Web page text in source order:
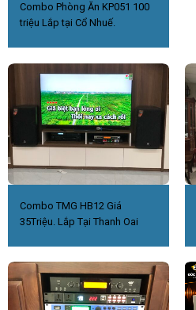
Combo Phòng Ăn KP051 100
triệu Lắp tại Cổ Nhuế.
Combo TMG HB12 Giá
35Triệu. Lắp Tại Thanh Oai